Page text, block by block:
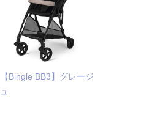
【Bingle BB3】グレージ
ュ